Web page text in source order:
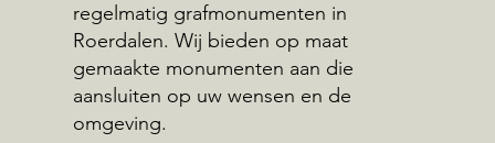
regelmatig grafmonumenten in
Roerdalen. Wij bieden op maat
gemaakte monumenten aan die
aansluiten op uw wensen en de
omgeving.